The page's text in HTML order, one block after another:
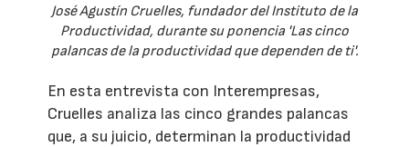
José Agustín Cruelles, fundador del Instituto de la
Productividad, durante su ponencia 'Las cinco
palancas de la productividad que dependen de ti'.
En esta entrevista con Interempresas,
Cruelles analiza las cinco grandes palancas
que, a su juicio, determinan la productividad